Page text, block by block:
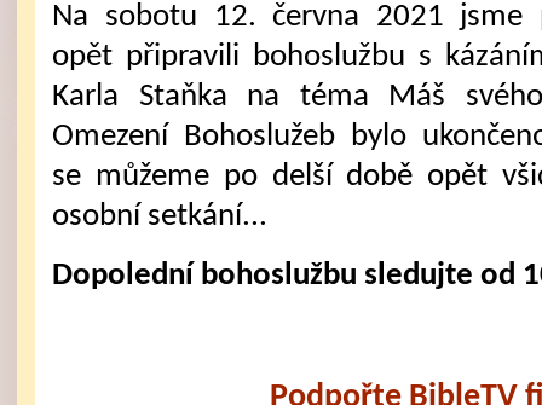
Na sobotu 12. června 2021 jsme
opět připravili bohoslužbu s
Karla Staňka na téma Máš
Omezení Bohoslužeb bylo
se můžeme po delší době opět
osobní setkání...
Dopolední bohoslužbu sledujte od
Podpořte BibleTV